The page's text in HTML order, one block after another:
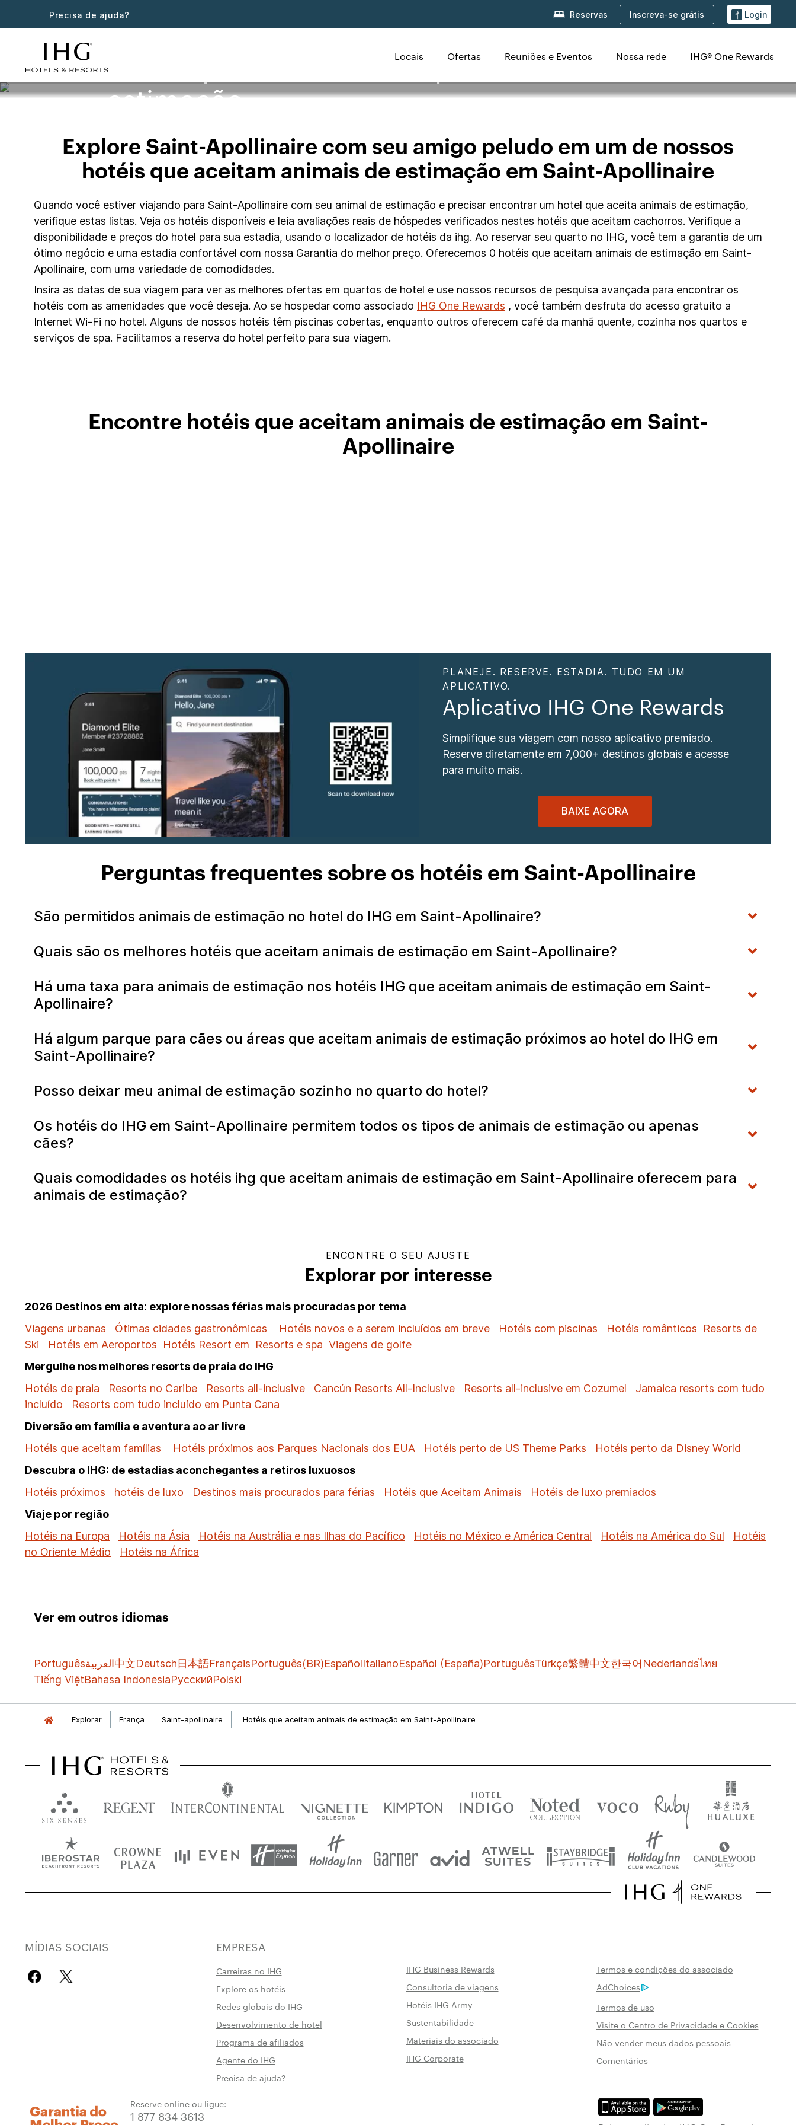
Precisa de ajuda? Reservas Inscreva-se grátis Login
Locais Ofertas Reuniões e Eventos Nossa rede IHG® One Rewards
Saint-Apollinaire Hotéis que aceitam animais de
estimação
Explore Saint-Apollinaire com seu amigo peludo em um de nossos
hotéis que aceitam animais de estimação em Saint-Apollinaire
Quando você estiver viajando para Saint-Apollinaire com seu animal de estimação e precisar encontrar um hotel que aceita animais de estimação,
verifique estas listas. Veja os hotéis disponíveis e leia avaliações reais de hóspedes verificados nestes hotéis que aceitam cachorros. Verifique a
disponibilidade e preços do hotel para sua estadia, usando o localizador de hotéis da ihg. Ao reservar seu quarto no IHG, você tem a garantia de um
ótimo negócio e uma estadia confortável com nossa Garantia do melhor preço. Oferecemos 0 hotéis que aceitam animais de estimação em Saint-
Apollinaire, com uma variedade de comodidades.
Insira as datas de sua viagem para ver as melhores ofertas em quartos de hotel e use nossos recursos de pesquisa avançada para encontrar os
hotéis com as amenidades que você deseja. Ao se hospedar como associado IHG One Rewards , você também desfruta do acesso gratuito a
Internet Wi-Fi no hotel. Alguns de nossos hotéis têm piscinas cobertas, enquanto outros oferecem café da manhã quente, cozinha nos quartos e
serviços de spa. Facilitamos a reserva do hotel perfeito para sua viagem.
Encontre hotéis que aceitam animais de estimação em Saint-
Apollinaire
PLANEJE. RESERVE. ESTADIA. TUDO EM UM
APLICATIVO.
Aplicativo IHG One Rewards
Simplifique sua viagem com nosso aplicativo premiado.
Reserve diretamente em 7,000+ destinos globais e acesse
para muito mais.
BAIXE AGORA
Perguntas frequentes sobre os hotéis em Saint-Apollinaire
São permitidos animais de estimação no hotel do IHG em Saint-Apollinaire?
Quais são os melhores hotéis que aceitam animais de estimação em Saint-Apollinaire?
Há uma taxa para animais de estimação nos hotéis IHG que aceitam animais de estimação em Saint-
Apollinaire?
Há algum parque para cães ou áreas que aceitam animais de estimação próximos ao hotel do IHG em
Saint-Apollinaire?
Posso deixar meu animal de estimação sozinho no quarto do hotel?
Os hotéis do IHG em Saint-Apollinaire permitem todos os tipos de animais de estimação ou apenas
cães?
Quais comodidades os hotéis ihg que aceitam animais de estimação em Saint-Apollinaire oferecem para
animais de estimação?
ENCONTRE O SEU AJUSTE
Explorar por interesse
2026 Destinos em alta: explore nossas férias mais procuradas por tema
Viagens urbanas
Ótimas cidades gastronômicas Hotéis novos e a serem incluídos em breve Hotéis com piscinas Hotéis românticos
Resorts de
Ski
Hotéis em Aeroportos Hotéis Resort em Resorts e spa Viagens de golfe
Mergulhe nos melhores resorts de praia do IHG
Hotéis de praia
Resorts no Caribe Resorts all-inclusive Cancún Resorts All-Inclusive Resorts all-inclusive em Cozumel
Jamaica resorts com tudo
incluído
Resorts com tudo incluído em Punta Cana
Diversão em família e aventura ao ar livre
Hotéis que aceitam famílias
Hotéis próximos aos Parques Nacionais dos EUA Hotéis perto de US Theme Parks
Hotéis perto da Disney World
Descubra o IHG: de estadias aconchegantes a retiros luxuosos
Hotéis próximos
hotéis de luxo Destinos mais procurados para férias Hotéis que Aceitam Animais
Hotéis de luxo premiados
Viaje por região
Hotéis na Europa
Hotéis na Ásia Hotéis na Austrália e nas Ilhas do Pacífico Hotéis no México e América Central Hotéis na América do Sul
Hotéis
no Oriente Médio
Hotéis na África
Ver em outros idiomas
Portuguêsالعربية中文Deutsch日本語FrançaisPortuguês(BR)EspañolItalianoEspañol (España)PortuguêsTürkçe繁體中文한국어 Nederlandsไทย
Tiếng ViệtBahasa IndonesiaРусскийPolski
Explorar França Saint-apollinaire Hotéis que aceitam animais de estimação em Saint-Apollinaire
MÍDIAS SOCIAIS EMPRESA
Carreiras no IHG
Explore os hotéis
Redes globais do IHG
Desenvolvimento de hotel
Programa de afiliados
Agente do IHG
Precisa de ajuda?
IHG Business Rewards
Consultoria de viagens
Hotéis IHG Army
Sustentabilidade
Materiais do associado
IHG Corporate
Termos e condições do associado
AdChoices
Termos de uso
Visite o Centro de Privacidade e Cookies
Não vender meus dados pessoais
Comentários
Reserve online ou ligue:
1 877 834 3613